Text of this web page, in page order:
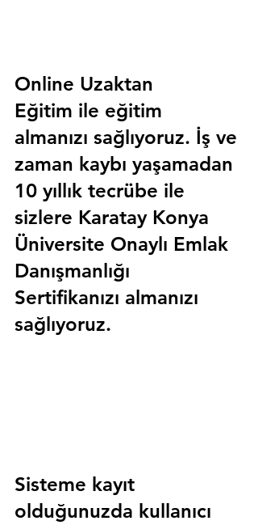
Online Uzaktan
Eğitim ile eğitim
almanızı sağlıyoruz. İş ve
zaman kaybı yaşamadan
10 yıllık tecrübe ile
sizlere Karatay Konya
Üniversite Onaylı Emlak
Danışmanlığı
Sertifikanızı almanızı
sağlıyoruz.
Sisteme kayıt
olduğunuzda kullanıcı